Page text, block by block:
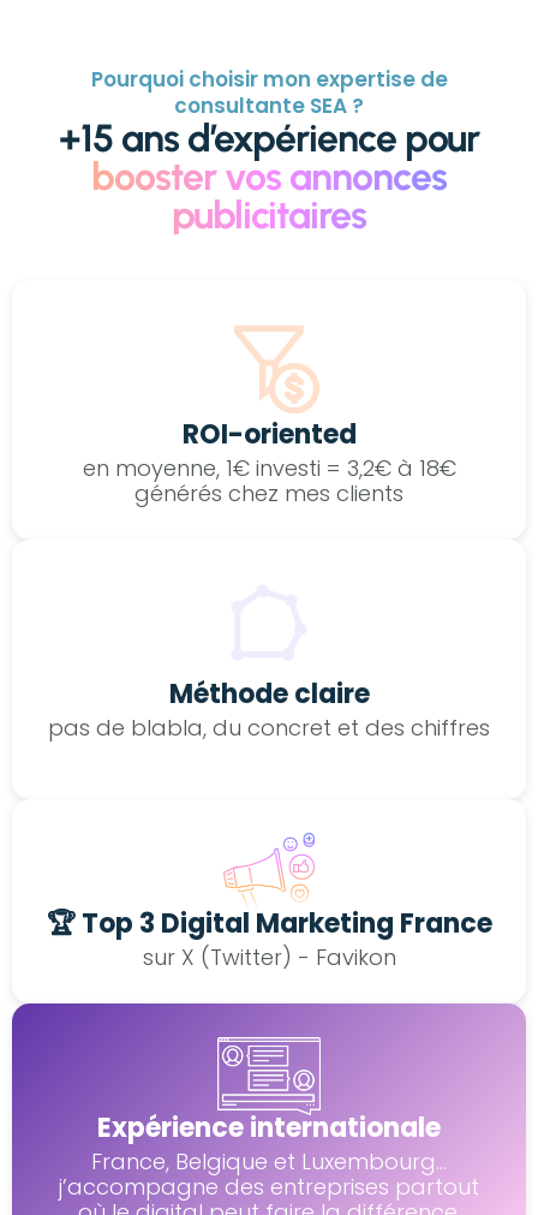
Pourquoi choisir mon expertise de
consultante SEA ?
+15 ans d’expérience pour
booster vos annonces
publicitaires
ROI-oriented
en moyenne, 1€ investi = 3,2€ à 18€
générés chez mes clients
Méthode claire
pas de blabla, du concret et des chiffres
🏆 Top 3 Digital Marketing France
sur X (Twitter) - Favikon
Expérience internationale
France, Belgique et Luxembourg...
j’accompagne des entreprises partout